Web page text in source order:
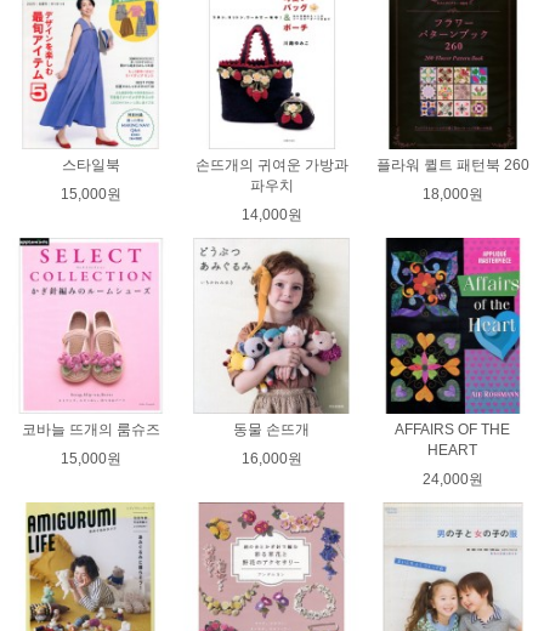
스타일북
15,000원
손뜨개의 귀여운 가방과
파우치
14,000원
플라워 퀼트 패턴북 260
18,000원
코바늘 뜨개의 룸슈즈
15,000원
동물 손뜨개
16,000원
AFFAIRS OF THE
HEART
24,000원